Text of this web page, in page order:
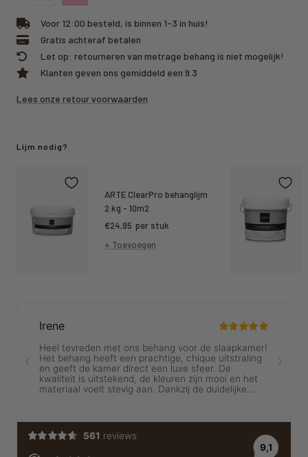
Voor 12:00 besteld, is binnen 1-3 in huis!
Gratis achteraf betalen
Let op: retourneren van metrage behang is niet mogelijk!
Klanten geven ons gemiddeld een 9.3
Lees onze retour voorwaarden
Lijm nodig?
ARTE ClearPro behanglijm
2 kg - 10m2
Kortings
prijs
€24,95 per stuk
+ Toevoegen